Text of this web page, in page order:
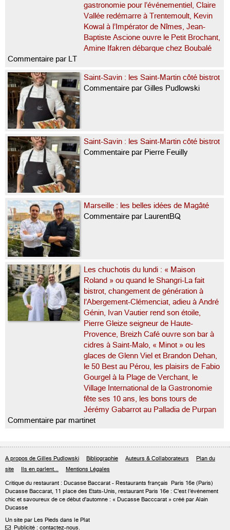
gastronomie pour l’événementiel, Claire
Vallée redémarre à Trentemoult, Kevin
Kowal à l’Impérator de Nîmes, Jean-
Baptiste Ascione ouvre le Petit Brochant,
Amine Ifakren débarque chez Boubalé
Commentaire par LT
Saint-Savin : les Saint-Martin côté bistrot
Commentaire par Gilles Pudlowski
Saint-Savin : les Saint-Martin côté bistrot
Commentaire par Pierre Feuilly
Marseille : les belles idées de Magâté
Commentaire par LaurentBQ
Les chuchotis du lundi : « Maison
Roland » ou quand le Shangri-La fait
bistrot, changement de génération à
l’Abergement-Clémenciat, adieu à André
Génin, Ivan Vautier rend son étoile,
Pierre Gleize seigneur de Haute-
Provence, Breizh Café ouvre son bar à
cidres à Saint-Malo, « Minot » ou les
glaces de Glenn Viel et Brandon Dehan,
le 50 Best au Pérou, les plaisirs de Fabio
Gourgel à la Plage de Verchant, le
Village International de la Gastronomie
fête ses 10 ans, les bons tours de
Jérémy Gabarrot au Palladia de Purpan
Commentaire par martinet
A propos de Gilles Pudlowski Bibliographie Auteurs & Collaborateurs
Plan du
site
Ils en parlent... Mentions Légales
Critique du restaurant : Ducasse Baccarat - Restaurants français Paris 16e (Paris)
Ducasse Baccarat, 11 place des Etats-Unis, restaurant Paris 16e : C'est l’événement
chic et savoureux de ce début d'automne : « Ducasse Bacccarat » créé par Alain
Ducasse
Un site par Les Pieds dans le Plat
 Publicité : contactez-nous.